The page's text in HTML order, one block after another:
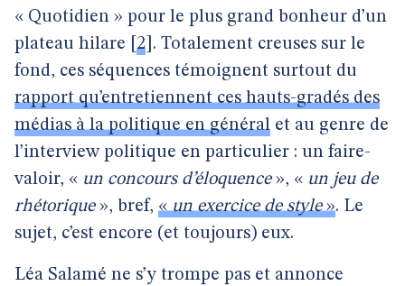
« Quotidien » pour le plus grand bonheur d’un
plateau hilare
2 . Totalement creuses sur le
fond, ces séquences témoignent surtout du
rapport qu’entretiennent ces hauts-gradés des
médias à la politique en général et au genre de
l’interview politique en particulier : un faire-
valoir, « un concours d’éloquence», « un jeu de
rhétorique», bref, «un exercice de style». Le
sujet, c’est encore (et toujours) eux.
Léa Salamé ne s’y trompe pas et annonce